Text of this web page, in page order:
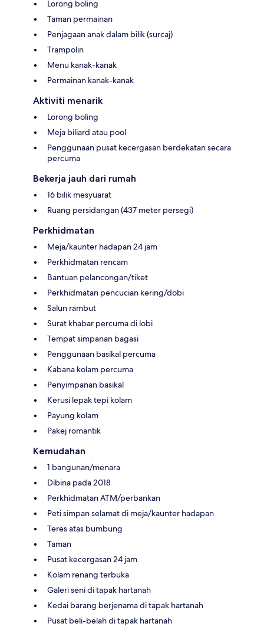
Lorong boling
Taman permainan
Penjagaan anak dalam bilik (surcaj)
Trampolin
Menu kanak-kanak
Permainan kanak-kanak
Aktiviti menarik
Lorong boling
Meja biliard atau pool
Penggunaan pusat kecergasan berdekatan secara
percuma
Bekerja jauh dari rumah
16 bilik mesyuarat
Ruang persidangan (437 meter persegi)
Perkhidmatan
Meja/kaunter hadapan 24 jam
Perkhidmatan rencam
Bantuan pelancongan/tiket
Perkhidmatan pencucian kering/dobi
Salun rambut
Surat khabar percuma di lobi
Tempat simpanan bagasi
Penggunaan basikal percuma
Kabana kolam percuma
Penyimpanan basikal
Kerusi lepak tepi kolam
Payung kolam
Pakej romantik
Kemudahan
1 bangunan/menara
Dibina pada 2018
Perkhidmatan ATM/perbankan
Peti simpan selamat di meja/kaunter hadapan
Teres atas bumbung
Taman
Pusat kecergasan 24 jam
Kolam renang terbuka
Galeri seni di tapak hartanah
Kedai barang berjenama di tapak hartanah
Pusat beli-belah di tapak hartanah